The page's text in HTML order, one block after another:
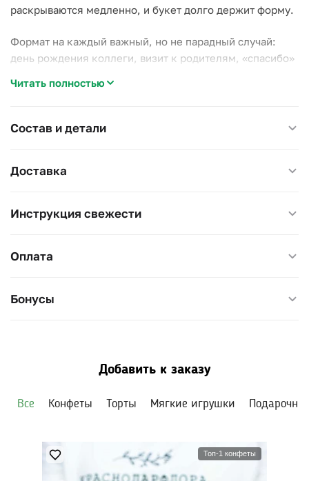
раскрываются медленно, и букет долго держит форму.
Формат на каждый важный, но не парадный случай:
день рождения коллеги, визит к родителям, «спасибо»
стебли и меняйте воду раз в два дня: розы простоят
Размер 27×27 см, высота 50–60 см.
Читать полностью
Состав и детали
Доставка
Инструкция свежести
Оплата
Бонусы
Добавить к заказу
Все Конфеты Торты Мягкие игрушки
Топ-1 конфеты